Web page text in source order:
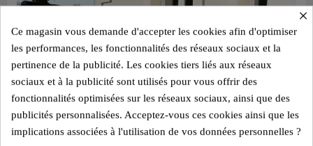
×
Ce magasin vous demande d'accepter les cookies afin d'optimiser
les performances, les fonctionnalités des réseaux sociaux et la
pertinence de la publicité. Les cookies tiers liés aux réseaux
sociaux et à la publicité sont utilisés pour vous offrir des
fonctionnalités optimisées sur les réseaux sociaux, ainsi que des
publicités personnalisées. Acceptez-vous ces cookies ainsi que les
implications associées à l'utilisation de vos données personnelles ?